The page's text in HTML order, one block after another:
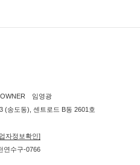
임영광
송도동), 센트로드 B동 2601호
자정보확인]
연수구-0766